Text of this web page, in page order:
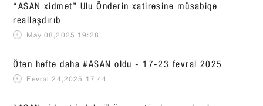
“ASAN xidmət” Ulu Öndərin xatirəsinə müsabiqə
reallaşdırıb
May 08,2025 19:28
Ötən həftə daha #ASAN oldu - 17-23 fevral 2025
Fevral 24,2025 17:44